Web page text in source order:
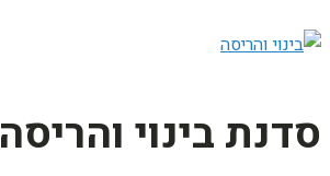
סדנת בינוי והריסה